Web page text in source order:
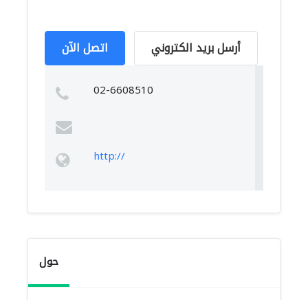
اتصل الآن أرسل بريد الكتروني
02-6608510
http://
حول